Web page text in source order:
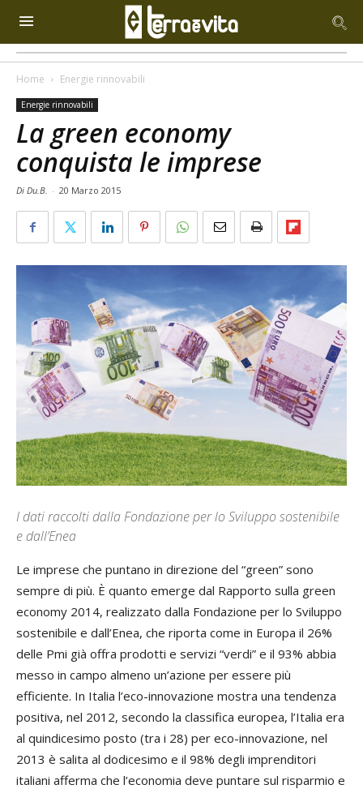
Home Energie rinnovabili
Energie rinnovabili
La green economy
conquista le imprese
Di Du.B. - 20 Marzo 2015
I dati raccolti dalla Fondazione per lo Sviluppo sostenibile
e dall’Enea
Le imprese che puntano in direzione del “green” sono
sempre di più. È quanto emerge dal Rapporto sulla green
economy 2014, realizzato dalla Fondazione per lo Sviluppo
sostenibile e dall’Enea, che riporta come in Europa il 26%
delle Pmi già offra prodotti e servizi “verdi” e il 93% abbia
messo in campo almeno un’azione per essere più
efficiente. In Italia l’eco-innovazione mostra una tendenza
positiva, nel 2012, secondo la classifica europea, l’Italia era
al quindicesimo posto (tra i 28) per eco-innovazione, nel
2013 è salita al dodicesimo e il 98% degli imprenditori
italiani afferma che l’economia deve puntare sul risparmio e